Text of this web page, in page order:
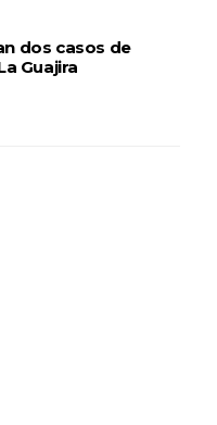
dos casos de
Guajira